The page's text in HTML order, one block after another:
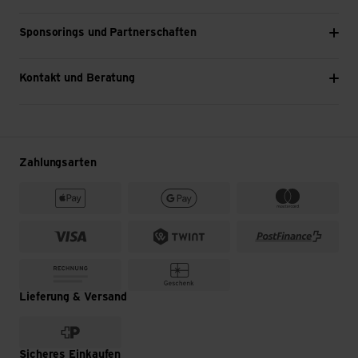
Sponsorings und Partnerschaften
Kontakt und Beratung
Zahlungsarten
Lieferung & Versand
Sicheres Einkaufen